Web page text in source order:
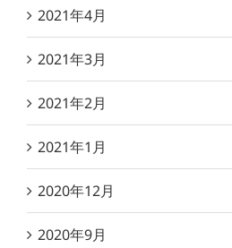
2021年4月
2021年3月
2021年2月
2021年1月
2020年12月
2020年9月